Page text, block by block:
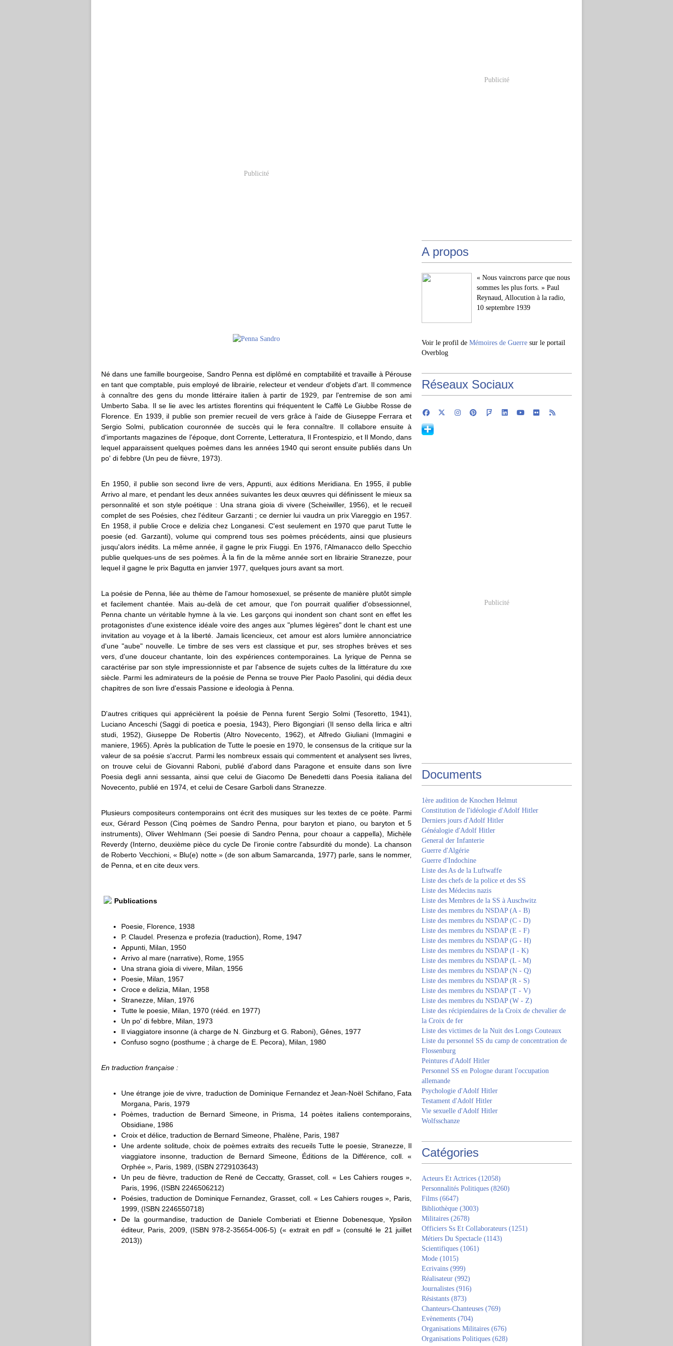
Publicité
Né dans une famille bourgeoise, Sandro Penna est diplômé en comptabilité et travaille à Pérouse
en tant que comptable, puis employé de librairie, relecteur et vendeur d'objets d'art. Il commence
à connaître des gens du monde littéraire italien à partir de 1929, par l'entremise de son ami
Umberto Saba. Il se lie avec les artistes florentins qui fréquentent le Caffè Le Giubbe Rosse de
Florence. En 1939, il publie son premier recueil de vers grâce à l'aide de Giuseppe Ferrara et
Sergio Solmi, publication couronnée de succès qui le fera connaître. Il collabore ensuite à
d'importants magazines de l'époque, dont Corrente, Letteratura, Il Frontespizio, et Il Mondo, dans
lequel apparaissent quelques poèmes dans les années 1940 qui seront ensuite publiés dans Un
po' di febbre (Un peu de fièvre, 1973).
En 1950, il publie son second livre de vers, Appunti, aux éditions Meridiana. En 1955, il publie
Arrivo al mare, et pendant les deux années suivantes les deux œuvres qui définissent le mieux sa
personnalité et son style poétique : Una strana gioia di vivere (Scheiwiller, 1956), et le recueil
complet de ses Poésies, chez l'éditeur Garzanti ; ce dernier lui vaudra un prix Viareggio en 1957.
En 1958, il publie Croce e delizia chez Longanesi. C'est seulement en 1970 que parut Tutte le
poesie (ed. Garzanti), volume qui comprend tous ses poèmes précédents, ainsi que plusieurs
jusqu'alors inédits. La même année, il gagne le prix Fiuggi. En 1976, l'Almanacco dello Specchio
publie quelques-uns de ses poèmes. À la fin de la même année sort en librairie Stranezze, pour
lequel il gagne le prix Bagutta en janvier 1977, quelques jours avant sa mort.
La poésie de Penna, liée au thème de l'amour homosexuel, se présente de manière plutôt simple
et facilement chantée. Mais au-delà de cet amour, que l'on pourrait qualifier d'obsessionnel,
Penna chante un véritable hymne à la vie. Les garçons qui inondent son chant sont en effet les
protagonistes d'une existence idéale voire des anges aux "plumes légères" dont le chant est une
invitation au voyage et à la liberté. Jamais licencieux, cet amour est alors lumière annonciatrice
d'une "aube" nouvelle. Le timbre de ses vers est classique et pur, ses strophes brèves et ses
vers, d'une douceur chantante, loin des expériences contemporaines. La lyrique de Penna se
caractérise par son style impressionniste et par l'absence de sujets cultes de la littérature du xxe
siècle. Parmi les admirateurs de la poésie de Penna se trouve Pier Paolo Pasolini, qui dédia deux
chapitres de son livre d'essais Passione e ideologia à Penna.
D'autres critiques qui apprécièrent la poésie de Penna furent Sergio Solmi (Tesoretto, 1941),
Luciano Anceschi (Saggi di poetica e poesia, 1943), Piero Bigongiari (Il senso della lirica e altri
studi, 1952), Giuseppe De Robertis (Altro Novecento, 1962), et Alfredo Giuliani (Immagini e
maniere, 1965). Après la publication de Tutte le poesie en 1970, le consensus de la critique sur la
valeur de sa poésie s'accrut. Parmi les nombreux essais qui commentent et analysent ses livres,
on trouve celui de Giovanni Raboni, publié d'abord dans Paragone et ensuite dans son livre
Poesia degli anni sessanta, ainsi que celui de Giacomo De Benedetti dans Poesia italiana del
Novecento, publié en 1974, et celui de Cesare Garboli dans Stranezze.
Plusieurs compositeurs contemporains ont écrit des musiques sur les textes de ce poète. Parmi
eux, Gérard Pesson (Cinq poèmes de Sandro Penna, pour baryton et piano, ou baryton et 5
instruments), Oliver Wehlmann (Sei poesie di Sandro Penna, pour choaur a cappella), Michèle
Reverdy (Interno, deuxième pièce du cycle De l'ironie contre l'absurdité du monde). La chanson
de Roberto Vecchioni, « Blu(e) notte » (de son album Samarcanda, 1977) parle, sans le nommer,
de Penna, et en cite deux vers.
Publications
Poesie, Florence, 1938
P. Claudel. Presenza e profezia (traduction), Rome, 1947
Appunti, Milan, 1950
Arrivo al mare (narrative), Rome, 1955
Una strana gioia di vivere, Milan, 1956
Poesie, Milan, 1957
Croce e delizia, Milan, 1958
Stranezze, Milan, 1976
Tutte le poesie, Milan, 1970 (rééd. en 1977)
Un po' di febbre, Milan, 1973
Il viaggiatore insonne (à charge de N. Ginzburg et G. Raboni), Gênes, 1977
Confuso sogno (posthume ; à charge de E. Pecora), Milan, 1980
En traduction française :
Une étrange joie de vivre, traduction de Dominique Fernandez et Jean-Noël Schifano, Fata
Morgana, Paris, 1979
Poèmes, traduction de Bernard Simeone, in Prisma, 14 poètes italiens contemporains,
Obsidiane, 1986
Croix et délice, traduction de Bernard Simeone, Phalène, Paris, 1987
Une ardente solitude, choix de poèmes extraits des recueils Tutte le poesie, Stranezze, Il
viaggiatore insonne, traduction de Bernard Simeone, Éditions de la Différence, coll. «
Orphée », Paris, 1989, (ISBN 2729103643)
Un peu de fièvre, traduction de René de Ceccatty, Grasset, coll. « Les Cahiers rouges »,
Paris, 1996, (ISBN 2246506212)
Poésies, traduction de Dominique Fernandez, Grasset, coll. « Les Cahiers rouges », Paris,
1999, (ISBN 2246550718)
De la gourmandise, traduction de Daniele Comberiati et Etienne Dobenesque, Ypsilon
éditeur, Paris, 2009, (ISBN 978-2-35654-006-5) (« extrait en pdf » (consulté le 21 juillet
2013))
Publicité
A propos
« Nous vaincrons parce que nous
sommes les plus forts. » Paul
Reynaud, Allocution à la radio,
10 septembre 1939
Voir le profil de Mémoires de Guerre sur le portail
Overblog
Réseaux Sociaux
Publicité
Documents
1ère audition de Knochen Helmut
Constitution de l'idéologie d'Adolf Hitler
Derniers jours d'Adolf Hitler
Généalogie d'Adolf Hitler
General der Infanterie
Guerre d'Algérie
Guerre d'Indochine
Liste des As de la Luftwaffe
Liste des chefs de la police et des SS
Liste des Médecins nazis
Liste des Membres de la SS à Auschwitz
Liste des membres du NSDAP (A - B)
Liste des membres du NSDAP (C - D)
Liste des membres du NSDAP (E - F)
Liste des membres du NSDAP (G - H)
Liste des membres du NSDAP (I - K)
Liste des membres du NSDAP (L - M)
Liste des membres du NSDAP (N - Q)
Liste des membres du NSDAP (R - S)
Liste des membres du NSDAP (T - V)
Liste des membres du NSDAP (W - Z)
Liste des récipiendaires de la Croix de chevalier de
la Croix de fer
Liste des victimes de la Nuit des Longs Couteaux
Liste du personnel SS du camp de concentration de
Flossenburg
Peintures d'Adolf Hitler
Personnel SS en Pologne durant l'occupation
allemande
Psychologie d'Adolf Hitler
Testament d'Adolf Hitler
Vie sexuelle d'Adolf Hitler
Wolfsschanze
Catégories
Acteurs Et Actrices (12058)
Personnalités Politiques (8260)
Films (6647)
Bibliothèque (3003)
Militaires (2678)
Officiers Ss Et Collaborateurs (1251)
Métiers Du Spectacle (1143)
Scientifiques (1061)
Mode (1015)
Ecrivains (999)
Réalisateur (992)
Journalistes (916)
Résistants (873)
Chanteurs-Chanteuses (769)
Evènements (704)
Organisations Militaires (676)
Organisations Politiques (628)